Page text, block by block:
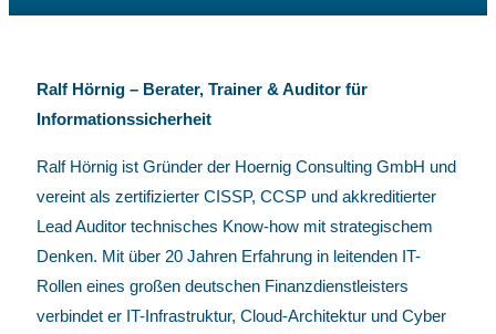
Ralf Hörnig – Berater, Trainer & Auditor für
Informationssicherheit
Ralf Hörnig ist Gründer der Hoernig Consulting GmbH und
vereint als zertifizierter CISSP, CCSP und akkreditierter
Lead Auditor technisches Know-how mit strategischem
Denken. Mit über 20 Jahren Erfahrung in leitenden IT-
Rollen eines großen deutschen Finanzdienstleisters
verbindet er IT-Infrastruktur, Cloud-Architektur und Cyber